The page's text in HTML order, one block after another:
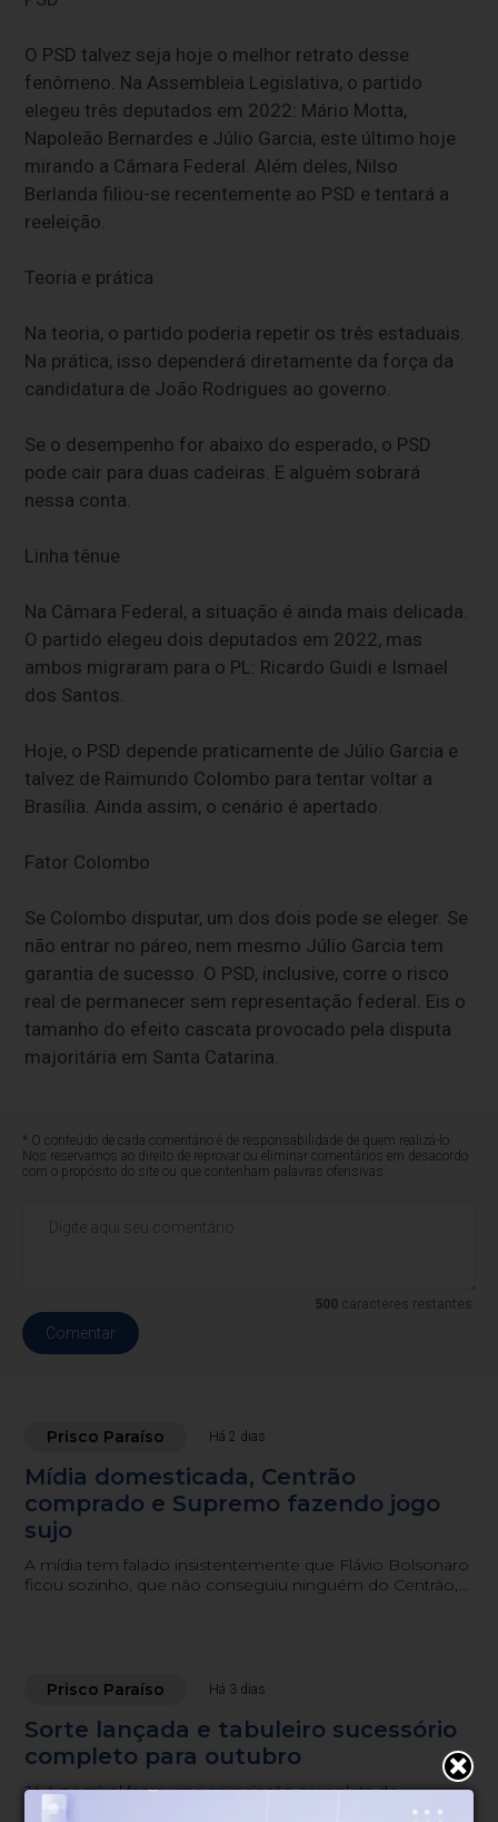
O PSD talvez seja hoje o melhor retrato desse
fenômeno. Na Assembleia Legislativa, o partido
elegeu três deputados em 2022: Mário Motta,
Napoleão Bernardes e Júlio Garcia, este último hoje
mirando a Câmara Federal. Além deles, Nilso
Berlanda filiou-se recentemente ao PSD e tentará a
reeleição.
Teoria e prática
Na teoria, o partido poderia repetir os três estaduais.
Na prática, isso dependerá diretamente da força da
candidatura de João Rodrigues ao governo.
Se o desempenho for abaixo do esperado, o PSD
pode cair para duas cadeiras. E alguém sobrará
nessa conta.
Linha tênue
Na Câmara Federal, a situação é ainda mais delicada.
O partido elegeu dois deputados em 2022, mas
ambos migraram para o PL: Ricardo Guidi e Ismael
dos Santos.
Hoje, o PSD depende praticamente de Júlio Garcia e
talvez de Raimundo Colombo para tentar voltar a
Brasília. Ainda assim, o cenário é apertado.
Fator Colombo
Se Colombo disputar, um dos dois pode se eleger. Se
não entrar no páreo, nem mesmo Júlio Garcia tem
garantia de sucesso. O PSD, inclusive, corre o risco
real de permanecer sem representação federal. Eis o
tamanho do efeito cascata provocado pela disputa
majoritária em Santa Catarina.
* O conteúdo de cada comentário é de responsabilidade de quem realizá-lo.
Nos reservamos ao direito de reprovar ou eliminar comentários em desacordo
com o propósito do site ou que contenham palavras ofensivas.
500caracteres restantes.
Comentar
Prisco Paraíso Há 2 dias
Mídia domesticada, Centrão
comprado e Supremo fazendo jogo
sujo
A mídia tem falado insistentemente que Flávio Bolsonaro
ficou sozinho, que não conseguiu ninguém do Centrão,
Prisco Paraíso Há 3 dias
Sorte lançada e tabuleiro sucessório
completo para outubro
Já é possível fazer uma apreciação completa do
tabuleiro.